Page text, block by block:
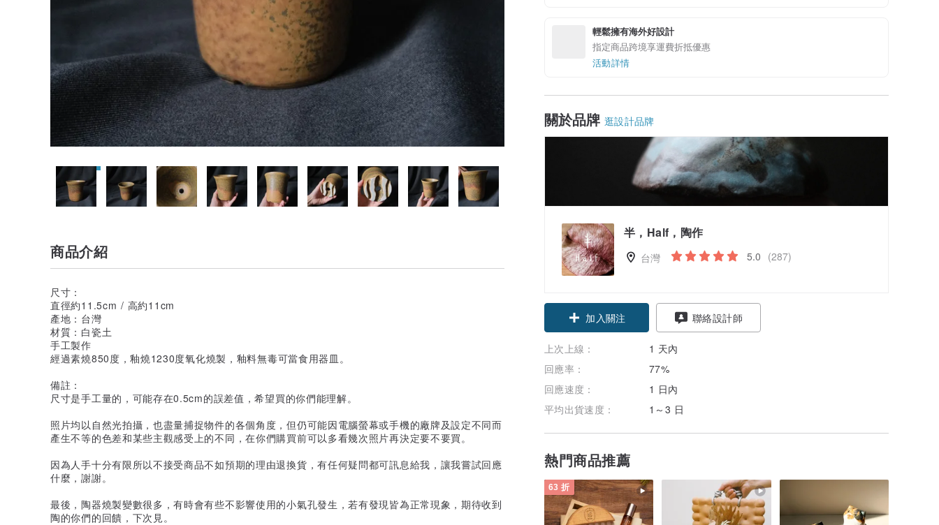
輕鬆擁有海外好設計
指定商品跨境享運費折抵優惠
活動詳情
關於品牌 逛設計品牌
半，Half，陶作
台灣 5.0 (287)
領優惠券
加入關注
聯絡設計師
上次上線：
1 天內
回應率：
77%
回應速度：
1 日內
平均出貨速度：
1～3 日
熱門商品推薦
63 折
商品介紹
尺寸：
直徑約11.5cm / 高約11cm
產地：台灣
材質：白瓷土
手工製作
經過素燒850度，釉燒1230度氧化燒製，釉料無毒可當食用器皿。
備註：
尺寸是手工量的，可能存在0.5cm的誤差值，希望買的你們能理解。
照片均以自然光拍攝，也盡量捕捉物件的各個角度，但仍可能因電腦螢幕或手機的廠牌及設定不同而
產生不等的色差和某些主觀感受上的不同，在你們購買前可以多看幾次照片再決定要不要買。
因為人手十分有限所以不接受商品不如預期的理由退換貨，有任何疑問都可訊息給我，讓我嘗試回應
什麼，謝謝。
最後，陶器燒製變數很多，有時會有些不影響使用的小氣孔發生，若有發現皆為正常現象，期待收到
陶的你們的回饋，下次見。